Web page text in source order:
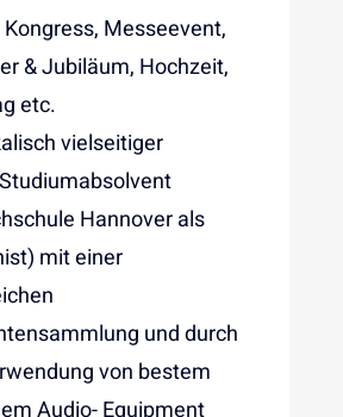
Messeevent,
& Jubiläum, Hochzeit,
etc.
vielseitiger
Hannover als
mit einer
und durch
von bestem
Audio- Equipment